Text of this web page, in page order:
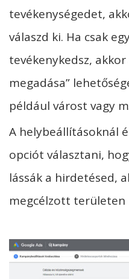
tevékenységedet,
válaszd ki. Ha csak
tevékenykedsz, akkor
megadása”
például várost vagy
A helybeállításoknál
opciót választani,
lássák a hirdetésed,
megcélzott